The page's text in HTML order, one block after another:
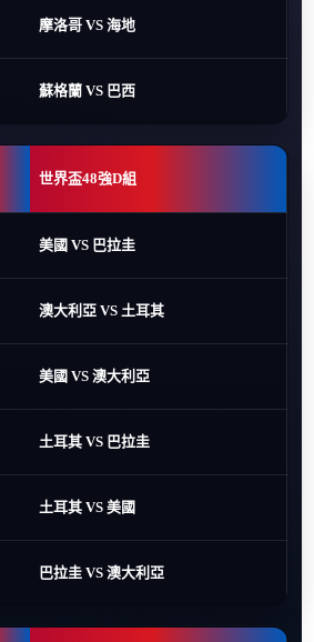
摩洛哥 VS 海地
蘇格蘭 VS 巴西
世界盃48強D組
美國 VS 巴拉圭
澳大利亞 VS 土耳其
美國 VS 澳大利亞
土耳其 VS 巴拉圭
土耳其 VS 美國
巴拉圭 VS 澳大利亞